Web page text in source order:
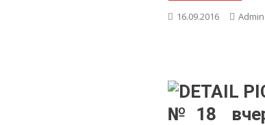
16.09.2016 Admin
№18